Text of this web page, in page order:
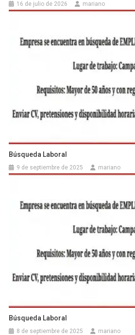
16 de julio de 2026 mariano
Búsqueda Laboral
9 de septiembre de 2025 mariano
Búsqueda Laboral
8 de septiembre de 2025 mariano